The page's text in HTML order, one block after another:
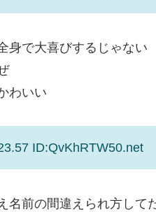
身で大喜びするじゃない
わいい
ID:QvKhRTW50.net
名前の間違えられ方して